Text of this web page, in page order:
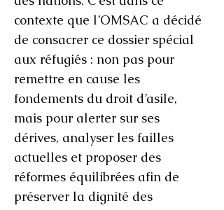
contexte que l’OMSAC a décidé
de consacrer ce dossier spécial
aux réfugiés : non pas pour
remettre en cause les
fondements du droit d’asile,
mais pour alerter sur ses
dérives, analyser les failles
actuelles et proposer des
réformes équilibrées afin de
préserver la dignité des